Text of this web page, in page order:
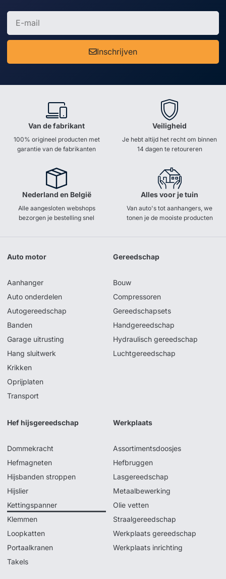
Inschrijven
Van de fabrikant
100% origineel producten met
garantie van de fabrikanten
Veiligheid
Je hebt altijd het recht om binnen
14 dagen te retoureren
Nederland en België
Alle aangesloten webshops
bezorgen je bestelling snel
Alles voor je tuin
Van auto's tot aanhangers, we
tonen je de mooiste producten
Auto motor
Aanhanger
Auto onderdelen
Autogereedschap
Banden
Garage uitrusting
Hang sluitwerk
Krikken
Oprijplaten
Transport
Gereedschap
Bouw
Compressoren
Gereedschapsets
Handgereedschap
Hydraulisch gereedschap
Luchtgereedschap
Hef hijsgereedschap
Dommekracht
Hefmagneten
Hijsbanden stroppen
Hijslier
Kettingspanner
Klemmen
Loopkatten
Portaalkranen
Takels
Werkplaats
Assortimentsdoosjes
Hefbruggen
Lasgereedschap
Metaalbewerking
Olie vetten
Straalgereedschap
Werkplaats gereedschap
Werkplaats inrichting